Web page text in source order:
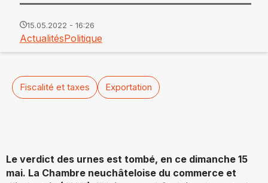
15.05.2022 - 16:26
ActualitésPolitique
Fiscalité et taxes Exportation
Le verdict des urnes est tombé, en ce dimanche 15
mai. La Chambre neuchâteloise du commerce et